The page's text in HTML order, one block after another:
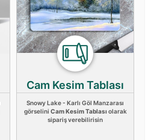
Cam Kesim Tablası
Snowy Lake - Karlı Göl Manzarası
görselini Cam Kesim Tablası olarak
sipariş verebilirisin